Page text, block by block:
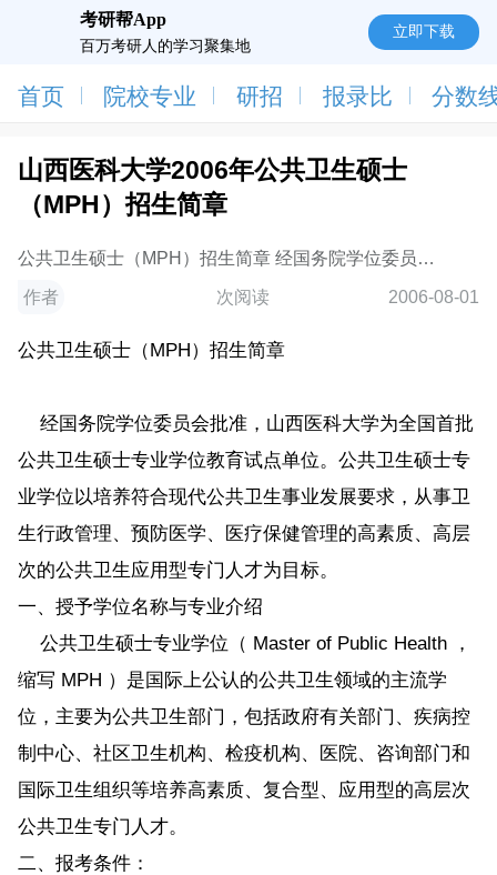
考研帮App
百万考研人的学习聚集地
立即下载
首页 院校专业 研招 报录比 分数
山西医科大学2006年公共卫生硕士
（MPH）招生简章
公共卫生硕士（MPH）招生简章 经国务院学位委员会
批准，山西医科大学为全国首批公共卫生硕士专业学位
教育试点单位。公共卫生硕士专业学位以培养符合现代
学、医
作者 次阅读 2006-08-01
公共卫生硕士（MPH）招生简章
经国务院学位委员会批准，山西医科大学为全国首批
公共卫生硕士专业学位教育试点单位。公共卫生硕士专
业学位以培养符合现代公共卫生事业发展要求，从事卫
生行政管理、预防医学、医疗保健管理的高素质、高层
次的公共卫生应用型专门人才为目标。
一、授予学位名称与专业介绍
公共卫生硕士专业学位（ Master of Public Health ，
缩写 MPH ）是国际上公认的公共卫生领域的主流学
位，主要为公共卫生部门，包括政府有关部门、疾病控
制中心、社区卫生机构、检疫机构、医院、咨询部门和
国际卫生组织等培养高素质、复合型、应用型的高层次
公共卫生专门人才。
二、报考条件：